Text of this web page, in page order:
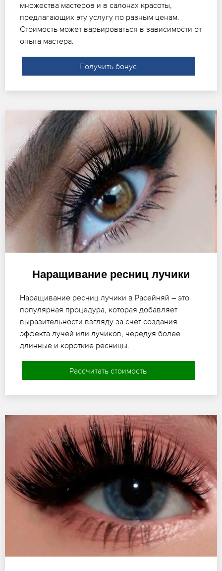
множества мастеров и в салонах красоты,
предлагающих эту услугу по разным ценам.
Стоимость может варьироваться в зависимости от
опыта мастера.
Получить бонус
Наращивание ресниц лучики
Наращивание ресниц лучики в Расейняй – это
популярная процедура, которая добавляет
выразительности взгляду за счет создания
эффекта лучей или лучиков, чередуя более
длинные и короткие ресницы.
Рассчитать стоимость